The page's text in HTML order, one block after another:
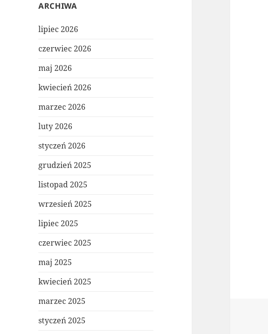
ARCHIWA
lipiec 2026
czerwiec 2026
maj 2026
kwiecień 2026
marzec 2026
luty 2026
styczeń 2026
grudzień 2025
listopad 2025
wrzesień 2025
lipiec 2025
czerwiec 2025
maj 2025
kwiecień 2025
marzec 2025
styczeń 2025